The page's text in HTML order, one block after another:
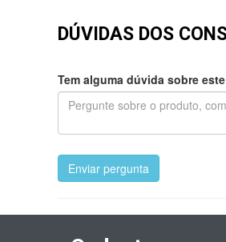
DÚVIDAS DOS
Tem alguma dúvida sobre
Enviar pergunta